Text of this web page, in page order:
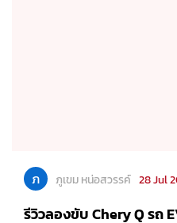
ภ ภูเขม หน่อสวรรค์ 28 Jul
รีวิวลองขับ Chery Q รถ